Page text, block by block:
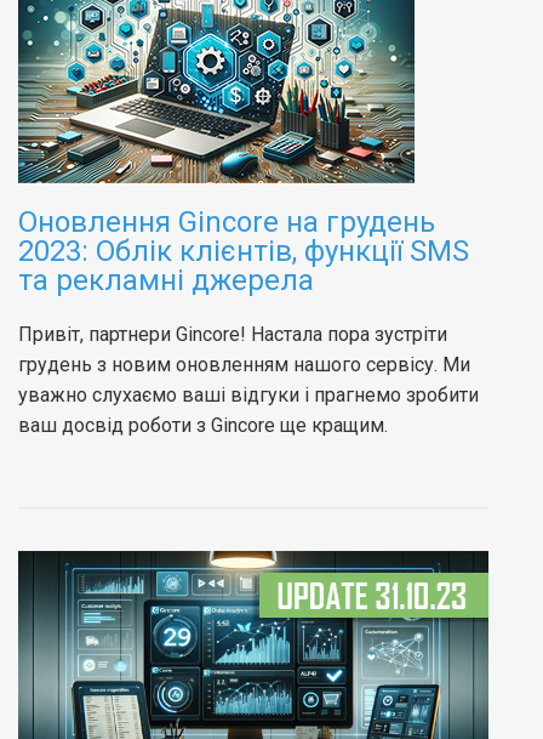
Оновлення Gincore на грудень
2023: Облік клієнтів, функції SMS
та рекламні джерела
Привіт, партнери Gincore! Настала пора зустріти
грудень з новим оновленням нашого сервісу. Ми
уважно слухаємо ваші відгуки і прагнемо зробити
ваш досвід роботи з Gincore ще кращим.